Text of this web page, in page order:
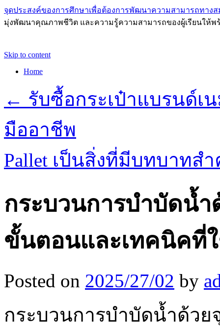
จุดประสงค์ของการศึกษาเพื่อต้องการพัฒนาความสามารถทางส
มุ่งพัฒนาคุณภาพชีวิต และความรู้ความสามารถของผู้เรียนให้พ
Skip to content
Home
← รับซื้อกระเป๋าแบรนด์เ
มืออาชีพ
Pallet เป็นสิ่งที่มีบทบาท
กระบวนการบำบัดน้
ขั้นตอนและเทคนิคที่
Posted on 2025/27/02 by
กระบวนการบำบัดน้ำด้วย